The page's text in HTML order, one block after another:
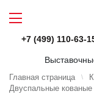
+7 (499) 110-63-
Главная страница
Двуспальные кованые